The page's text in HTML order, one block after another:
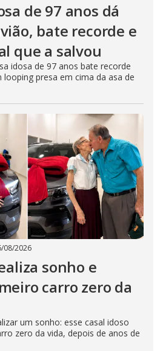
de 97 anos dá
bate recorde e
que a salvou
idosa de 97 anos bate recorde
presa em cima da asa de
08/2026
sonho e
carro zero da
um sonho: esse casal idoso
zero da vida, depois de anos de